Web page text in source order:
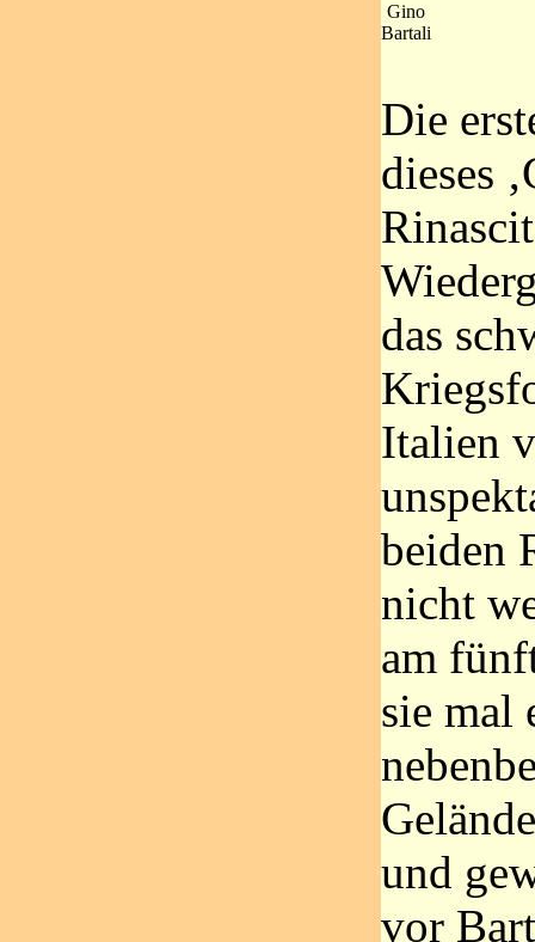
Gino
Bartali
Die
dieses
das
Italien
beiden
nicht
am
sie mal
und
vor